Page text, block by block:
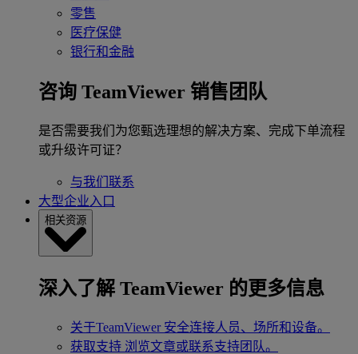
零售
医疗保健
银行和金融
咨询 TeamViewer 销售团队
是否需要我们为您甄选理想的解决方案、完成下单流程
或升级许可证？
与我们联系
大型企业入口
相关资源
深入了解 TeamViewer 的更多信息
关于TeamViewer 安全连接人员、场所和设备。
获取支持 浏览文章或联系支持团队。